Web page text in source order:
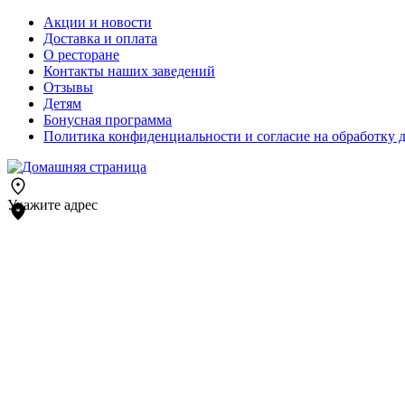
Акции и новости
Доставка и оплата
О ресторане
Контакты наших заведений
Отзывы
Детям
Бонусная программа
Политика конфиденциальности и согласие на обработку
Укажите адрес